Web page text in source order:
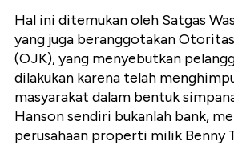
Hal ini ditemukan oleh Satgas
yang juga beranggotakan
(OJK), yang menyebutkan
dilakukan karena telah
masyarakat dalam bentuk
Hanson sendiri bukanlah bank,
perusahaan properti milik Benny